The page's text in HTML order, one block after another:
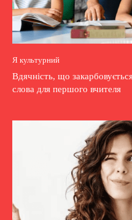
Я культурний
Вдячність, що
слова для першого вчителя